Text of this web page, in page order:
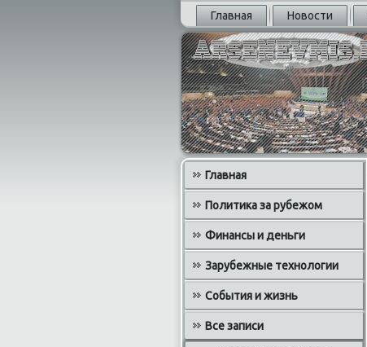
Главная Новости
Главная
Политика за рубежом
Финансы и деньги
Зарубежные технологии
События и жизнь
Все записи